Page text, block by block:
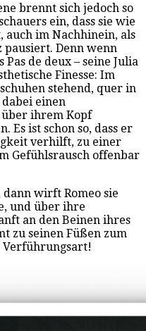
brennt sich jedoch so
ein, dass sie wie
auch im Nachhinein, als
Denn wenn
Pas de deux – seine Julia
Finesse: Im
stehend, quer in
einen
über ihrem Kopf
Es ist schon so, dass er
verhilft, zu einer
Gefühlsrausch offenbar
dann wirft Romeo sie
und über ihre
an den Beinen ihres
zu seinen Füßen zum